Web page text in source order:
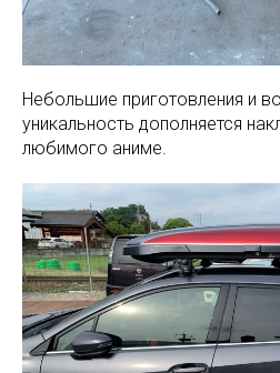
Небольшие приготовления и
уникальность дополняется
любимого аниме.